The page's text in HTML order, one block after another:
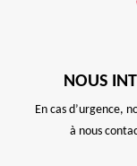
NOUS
En cas d’urgence,
à nous